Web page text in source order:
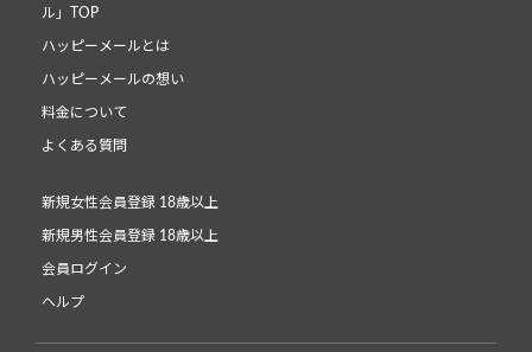
ル」TOP
ハッピーメールとは
ハッピーメールの想い
料金について
よくある質問
新規女性会員登録 18歳以上
新規男性会員登録 18歳以上
会員ログイン
ヘルプ